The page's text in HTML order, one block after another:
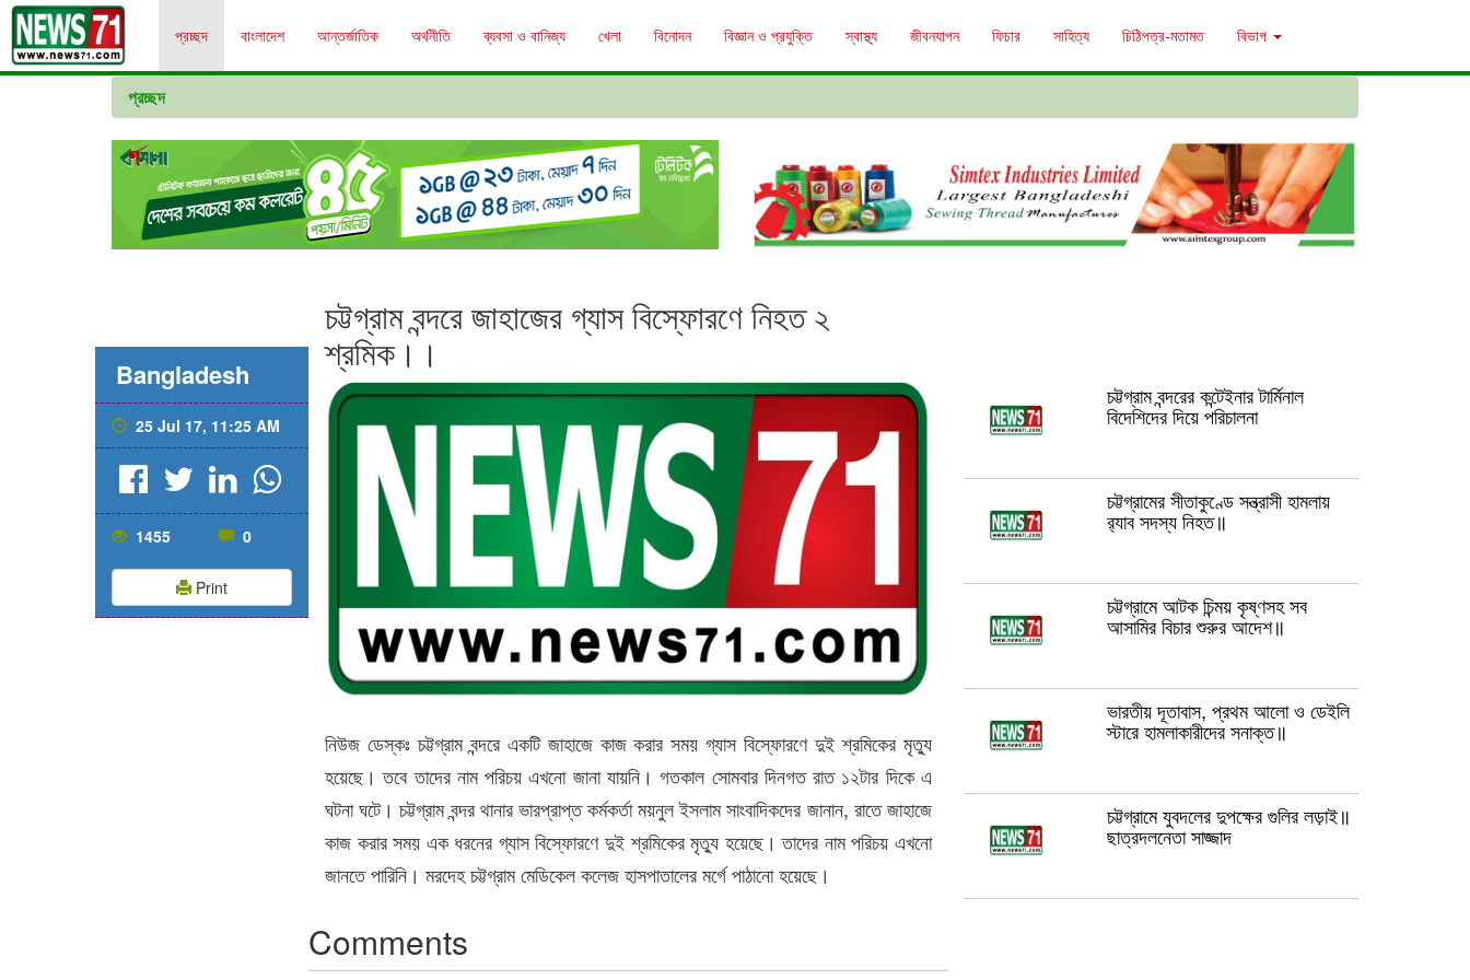
প্রচ্ছদ বাংলাদেশ আন্তর্জাতিক অর্থনীতি ব্যবসা ও বানিজ্য খেলা বিনোদন বিজ্ঞান ও প্রযুক্তি স্বাস্থ্য জীবনযাপন ফিচার সাহিত্য চিঠিপত্র-মতামত বিভাগ
প্রচ্ছদ
Bangladesh
25 Jul 17, 11:25 AM
1455 0
Print
চট্টগ্রাম বন্দরে জাহাজের গ্যাস বিস্ফোরণে নিহত ২
শ্রমিক।।
নিউজ ডেস্কঃ চট্টগ্রাম বন্দরে একটি জাহাজে কাজ করার সময় গ্যাস বিস্ফোরণে দুই শ্রমিকের মৃত্যু
হয়েছে। তবে তাদের নাম পরিচয় এখনো জানা যায়নি। গতকাল সোমবার দিনগত রাত ১২টার দিকে এ
ঘটনা ঘটে। চট্টগ্রাম বন্দর থানার ভারপ্রাপ্ত কর্মকর্তা ময়নুল ইসলাম সাংবাদিকদের জানান, রাতে জাহাজে
কাজ করার সময় এক ধরনের গ্যাস বিস্ফোরণে দুই শ্রমিকের মৃত্যু হয়েছে। তাদের নাম পরিচয় এখনো
জানতে পারিনি। মরদেহ চট্টগ্রাম মেডিকেল কলেজ হাসপাতালের মর্গে পাঠানো হয়েছে।
Comments
চট্টগ্রাম বন্দরের কন্টেইনার টার্মিনাল
বিদেশিদের দিয়ে পরিচালনা
চট্টগ্রামের সীতাকুণ্ডে সন্ত্রাসী হামলায়
র‍্যাব সদস্য নিহত॥
চট্টগ্রামে আটক চিন্ময় কৃষ্ণসহ সব
আসামির বিচার শুরুর আদেশ॥
ভারতীয় দূতাবাস, প্রথম আলো ও ডেইলি
স্টারে হামলাকারীদের সনাক্ত॥
চট্টগ্রামে যুবদলের দুপক্ষের গুলির লড়াই॥
ছাত্রদলনেতা সাজ্জাদ